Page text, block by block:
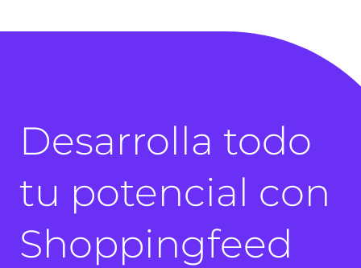
Desarrolla todo
tu potencial con
Shoppingfeed